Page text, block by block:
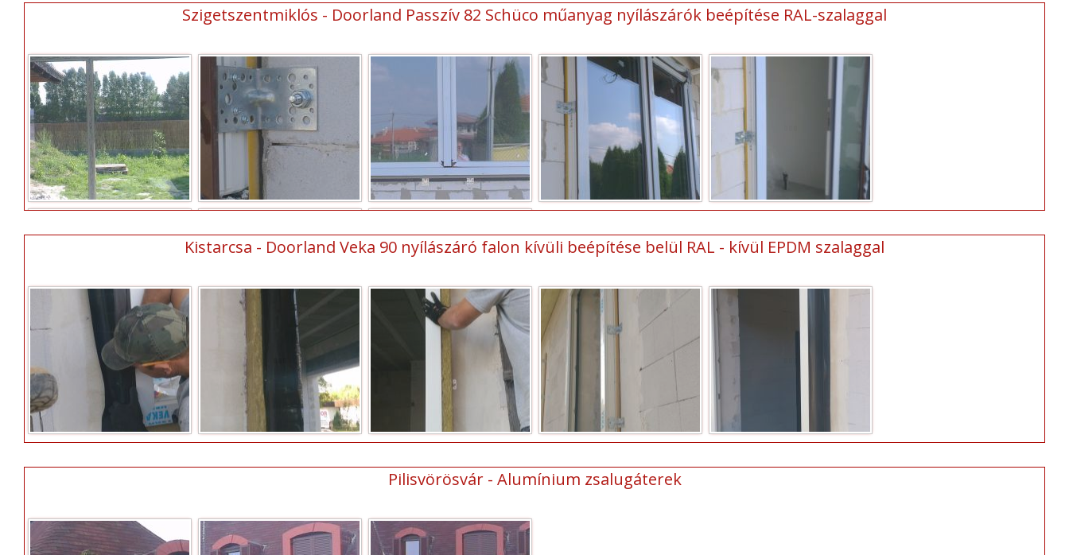
Szigetszentmiklós - Doorland Passzív 82 Schüco műanyag nyílászárók beépítése RAL-szalaggal
Kistarcsa - Doorland Veka 90 nyílászáró falon kívüli beépítése belül RAL - kívül EPDM szalaggal
Pilisvörösvár - Alumínium zsalugáterek